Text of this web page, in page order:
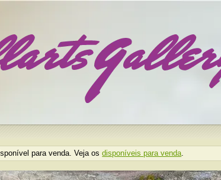
para venda. Veja osdisponíveis para venda